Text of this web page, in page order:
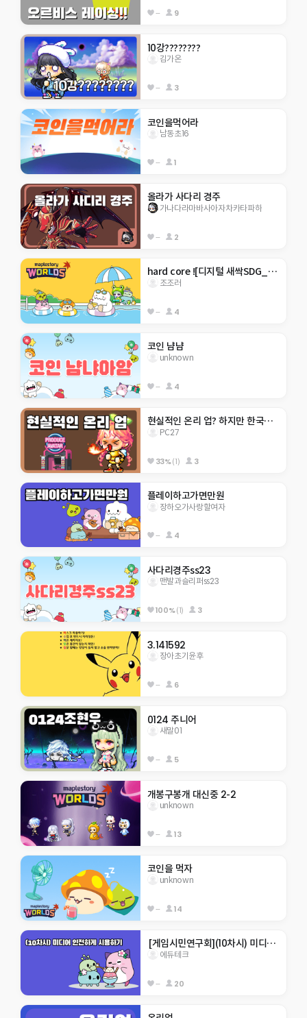
-- 9
10강????????
김가온
-- 3
코인을먹어라
남동초16
-- 1
올라가 사다리 경주
가나다라마바사아자차카타파하
-- 2
hard core ![디지털 새싹SDG_서귀포 초등 2기](어렵노){매일 건강하자}
조조러
-- 4
코인 냠냠
unknown
-- 4
현실적인 온리 업? 하지만 한국인은 못께는..
PC27
33%(1) 3
플레이하고가면만원
장하오가사랑할여자
-- 4
사다리경주ss23
맨발과슬리퍼ss23
100%(1) 3
3.141592
장아초기윤후
-- 6
0124 주니어
새말01
-- 5
개봉구봉개 대신중 2-2
unknown
-- 13
코인을 먹자
unknown
-- 14
[게임시민연구회](10차시) 미디어 안전하게 사용하기
에듀테크
-- 20